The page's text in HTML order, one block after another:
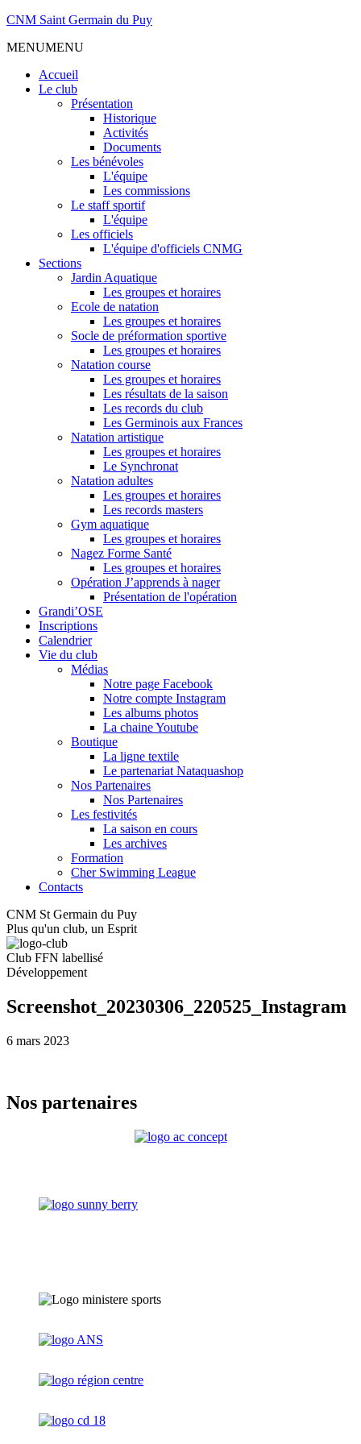
CNM Saint Germain du Puy
MENUMENU
Accueil
Le club
Présentation
Historique
Activités
Documents
Les bénévoles
L'équipe
Les commissions
Le staff sportif
L'équipe
Les officiels
L'équipe d'officiels CNMG
Sections
Jardin Aquatique
Les groupes et horaires
Ecole de natation
Les groupes et horaires
Socle de préformation sportive
Les groupes et horaires
Natation course
Les groupes et horaires
Les résultats de la saison
Les records du club
Les Germinois aux Frances
Natation artistique
Les groupes et horaires
Le Synchronat
Natation adultes
Les groupes et horaires
Les records masters
Gym aquatique
Les groupes et horaires
Nagez Forme Santé
Les groupes et horaires
Opération J’apprends à nager
Présentation de l'opération
Grandi’OSE
Inscriptions
Calendrier
Vie du club
Médias
Notre page Facebook
Notre compte Instagram
Les albums photos
La chaine Youtube
Boutique
La ligne textile
Le partenariat Nataquashop
Nos Partenaires
Nos Partenaires
Les festivités
La saison en cours
Les archives
Formation
Cher Swimming League
Contacts
CNM St Germain du Puy
Plus qu'un club, un Esprit
Club FFN labellisé
Développement
Screenshot_20230306_220525_Instagram
6 mars 2023
Nos partenaires